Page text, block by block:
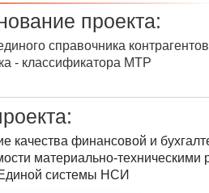
проекта:
справочника
- классификатора МТР
качества финансовой и
материально-техническими
системы НСИ